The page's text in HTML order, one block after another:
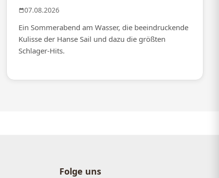
07.08.2026
Ein Sommerabend am Wasser, die beeindruckende
Kulisse der Hanse Sail und dazu die größten
Schlager-Hits.
Folge uns